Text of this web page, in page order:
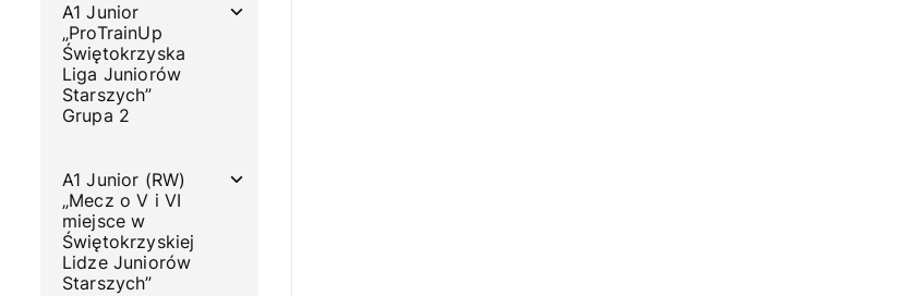
A1 Junior
„ProTrainUp
Świętokrzyska
Liga Juniorów
Starszych”
Grupa 2
A1 Junior (RW)
„Mecz o V i VI
miejsce w
Świętokrzyskiej
Lidze Juniorów
Starszych”